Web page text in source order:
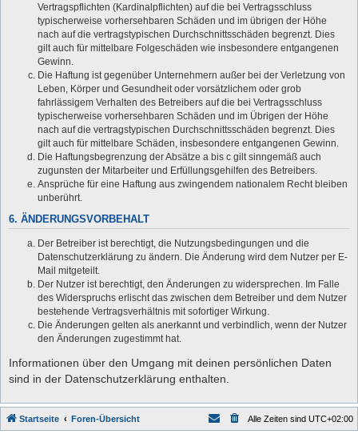
Vertragspflichten (Kardinalpflichten) auf die bei Vertragsschluss
typischerweise vorhersehbaren Schäden und im übrigen der Höhe
nach auf die vertragstypischen Durchschnittsschäden begrenzt. Dies
gilt auch für mittelbare Folgeschäden wie insbesondere entgangenen
Gewinn.
Die Haftung ist gegenüber Unternehmern außer bei der Verletzung von
Leben, Körper und Gesundheit oder vorsätzlichem oder grob
fahrlässigem Verhalten des Betreibers auf die bei Vertragsschluss
typischerweise vorhersehbaren Schäden und im Übrigen der Höhe
nach auf die vertragstypischen Durchschnittsschäden begrenzt. Dies
gilt auch für mittelbare Schäden, insbesondere entgangenen Gewinn.
Die Haftungsbegrenzung der Absätze a bis c gilt sinngemäß auch
zugunsten der Mitarbeiter und Erfüllungsgehilfen des Betreibers.
Ansprüche für eine Haftung aus zwingendem nationalem Recht bleiben
unberührt.
6. ÄNDERUNGSVORBEHALT
Der Betreiber ist berechtigt, die Nutzungsbedingungen und die
Datenschutzerklärung zu ändern. Die Änderung wird dem Nutzer per E-
Mail mitgeteilt.
Der Nutzer ist berechtigt, den Änderungen zu widersprechen. Im Falle
des Widerspruchs erlischt das zwischen dem Betreiber und dem Nutzer
bestehende Vertragsverhältnis mit sofortiger Wirkung.
Die Änderungen gelten als anerkannt und verbindlich, wenn der Nutzer
den Änderungen zugestimmt hat.
Informationen über den Umgang mit deinen persönlichen Daten
sind in der Datenschutzerklärung enthalten.
Startseite Foren-Übersicht Alle Zeiten sind UTC+02:00